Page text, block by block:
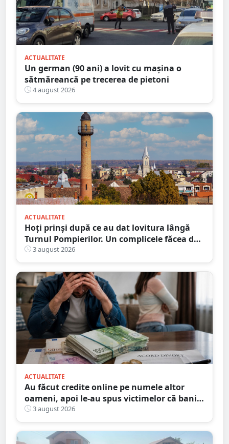
ACTUALITATE
Un german (90 ani) a lovit cu mașina o
sătmăreancă pe trecerea de pietoni
4 august 2026
ACTUALITATE
Hoți prinși după ce au dat lovitura lângă
Turnul Pompierilor. Un complicele făcea de
pază
3 august 2026
ACTUALITATE
Au făcut credite online pe numele altor
oameni, apoi le-au spus victimelor că banii
sunt din... moștenire
3 august 2026